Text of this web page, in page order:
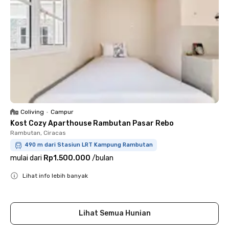
Coliving • Campur
Kost Cozy Aparthouse Rambutan Pasar Rebo
Rambutan, Ciracas
490 m dari Stasiun LRT Kampung Rambutan
mulai dari Rp1.500.000 /bulan
Lihat info lebih banyak
Lihat Semua Hunian